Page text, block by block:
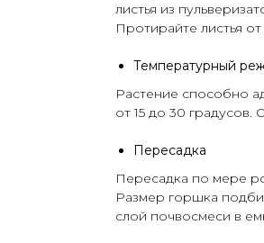
листья из
Протирайте листья
Температурный
Растение способно
от 15 до 30 градусов.
Пересадка
Пересадка по мере
Размер горшка
слой почвосмеси в